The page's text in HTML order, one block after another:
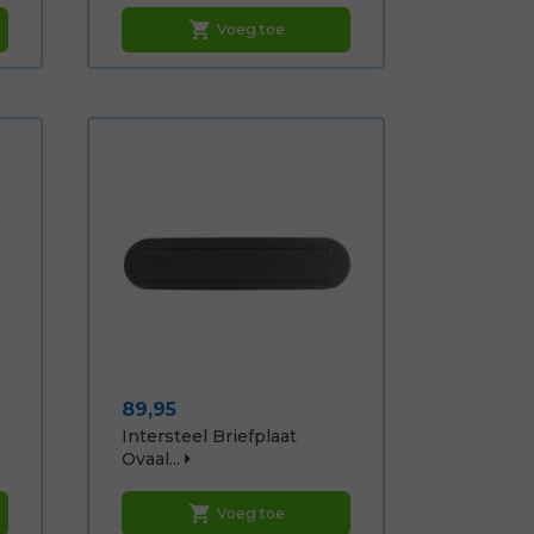
shopping_cart Voeg toe
Prijs
89,95
Intersteel Briefplaat
Ovaal...
shopping_cart Voeg toe